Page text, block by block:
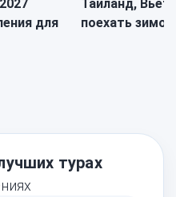
для
Таиланд,
поехать зимой
турах